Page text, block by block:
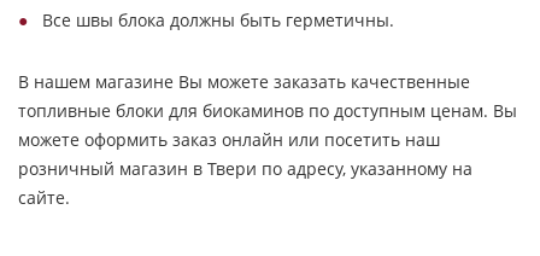
Все швы блока должны быть герметичны.
В нашем магазине Вы можете заказать качественные
топливные блоки для биокаминов по доступным ценам. Вы
можете оформить заказ онлайн или посетить наш
розничный магазин в Твери по адресу, указанному на
сайте.